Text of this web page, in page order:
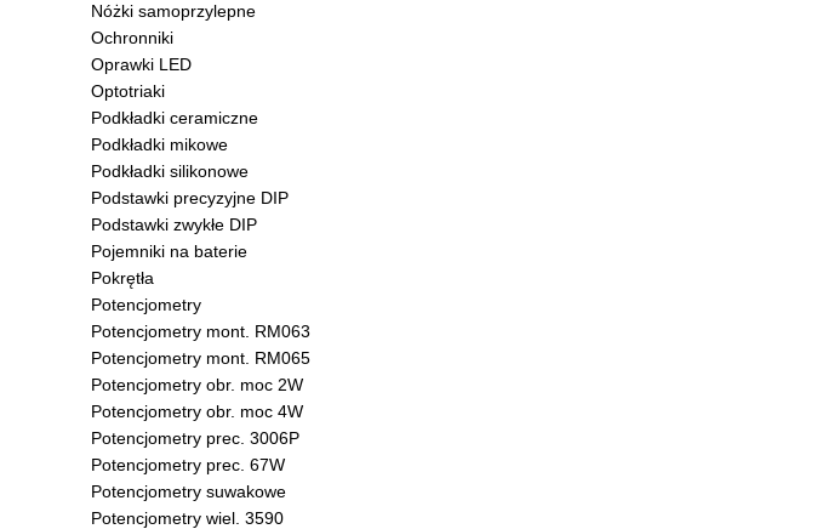
Nóżki samoprzylepne
Ochronniki
Oprawki LED
Optotriaki
Podkładki ceramiczne
Podkładki mikowe
Podkładki silikonowe
Podstawki precyzyjne DIP
Podstawki zwykłe DIP
Pojemniki na baterie
Pokrętła
Potencjometry
Potencjometry mont. RM063
Potencjometry mont. RM065
Potencjometry obr. moc 2W
Potencjometry obr. moc 4W
Potencjometry prec. 3006P
Potencjometry prec. 67W
Potencjometry suwakowe
Potencjometry wiel. 3590